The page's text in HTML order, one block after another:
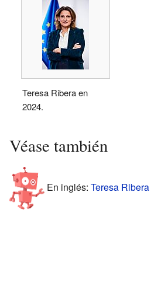
Teresa Ribera en
2024.
Véase también
En inglés: Teresa